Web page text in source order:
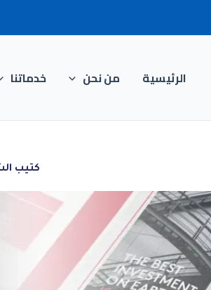
الرئيسية من نحن خدماتنا
كتيب